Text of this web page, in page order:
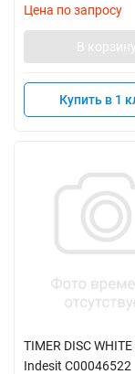
Цена по запросу
В корзину
Купить в 1
TIMER DISC
Indesit C00046522